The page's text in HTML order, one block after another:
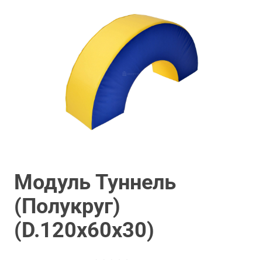
Модуль Туннель
(Полукруг)
(D.120х60х30)